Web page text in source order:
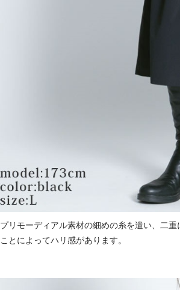
プリモーディアル素材の細めの糸を遣い、二
ことによってハリ感があります。